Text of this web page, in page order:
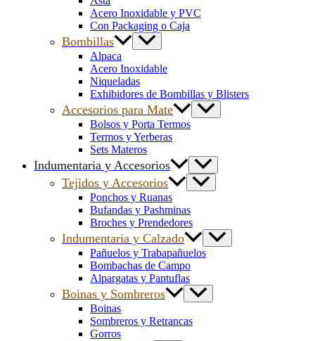
Acero Inoxidable y PVC
Con Packaging o Caja
Bombillas
Alpaca
Acero Inoxidable
Niqueladas
Exhibidores de Bombillas y Blisters
Accesorios para Mate
Bolsos y Porta Termos
Termos y Yerberas
Sets Materos
Indumentaria y Accesorios
Tejidos y Accesorios
Ponchos y Ruanas
Bufandas y Pashminas
Broches y Prendedores
Indumentaria y Calzado
Pañuelos y Trabapañuelos
Bombachas de Campo
Alpargatas y Pantuflas
Boinas y Sombreros
Boinas
Sombreros y Retrancas
Gorros